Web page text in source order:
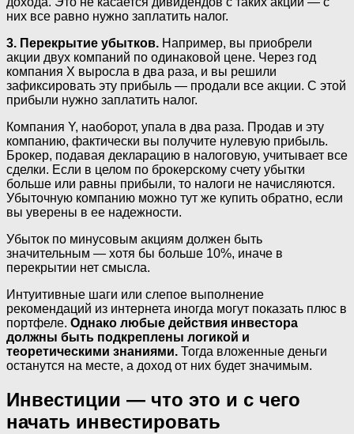
них все равно нужно заплатить налог.
3. Перекрытие убытков. Например, вы приобрели
акции двух компаний по одинаковой цене. Через год
компания Х выросла в два раза, и вы решили
зафиксировать эту прибыль — продали все акции. С этой
прибыли нужно заплатить налог.
Компания Y, наоборот, упала в два раза. Продав и эту
компанию, фактически вы получите нулевую прибыль.
Брокер, подавая декларацию в налоговую, учитывает все
сделки. Если в целом по брокерскому счету убытки
больше или равны прибыли, то налоги не начисляются.
Убыточную компанию можно тут же купить обратно, если
вы уверены в ее надежности.
Убыток по минусовым акциям должен быть
значительным — хотя бы больше 10%, иначе в
перекрытии нет смысла.
Интуитивные шаги или слепое выполнение
рекомендаций из интернета иногда могут показать плюс в
портфеле. Однако любые действия инвестора
должны быть подкреплены логикой и
теоретическими знаниями. Тогда вложенные деньги
останутся на месте, а доход от них будет значимым.
Инвестиции — что это и с чего
начать инвестировать